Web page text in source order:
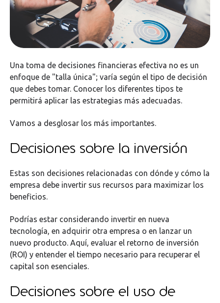
Una toma de decisiones financieras efectiva no es un
enfoque de "talla única"; varía según el tipo de decisión
que debes tomar. Conocer los diferentes tipos te
permitirá aplicar las estrategias más adecuadas.
Vamos a desglosar los más importantes.
Decisiones sobre la inversión
Estas son decisiones relacionadas con dónde y cómo la
empresa debe invertir sus recursos para maximizar los
beneficios.
Podrías estar considerando invertir en nueva
tecnología, en adquirir otra empresa o en lanzar un
nuevo producto. Aquí, evaluar el retorno de inversión
(ROI) y entender el tiempo necesario para recuperar el
capital son esenciales.
Decisiones sobre el uso de